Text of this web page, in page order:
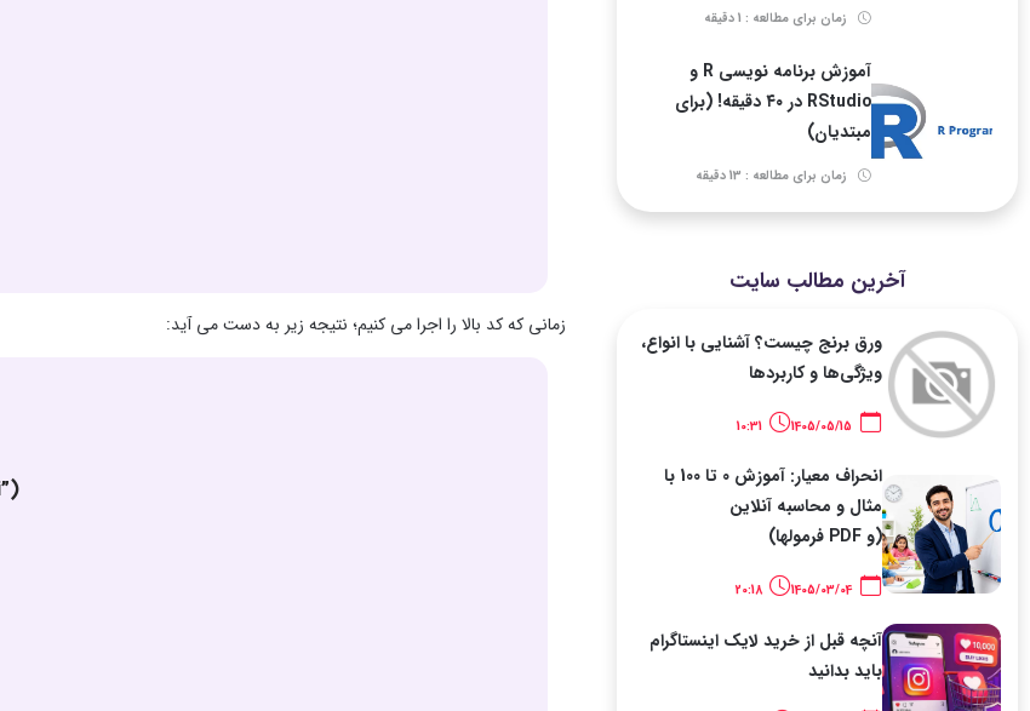
زمان برای مطالعه : 1 دقیقه
آموزش برنامه نویسی R و
RStudio در ۴۰ دقیقه! (برای
مبتدیان)
زمان برای مطالعه : 13 دقیقه
آخرین مطالب سایت
ورق برنج چیست؟ آشنایی با انواع،
ویژگی‌ها و کاربردها
10:31
انحراف معیار: آموزش 0 تا 100 با
مثال و محاسبه آنلاین
(و PDF فرمولها)
1405/03/04
20:18
آنچه قبل از خرید لایک اینستاگرام
باید بدانید
زمانی که کد بالا را اجرا می کنیم؛ نتیجه زیر به دست می آید: